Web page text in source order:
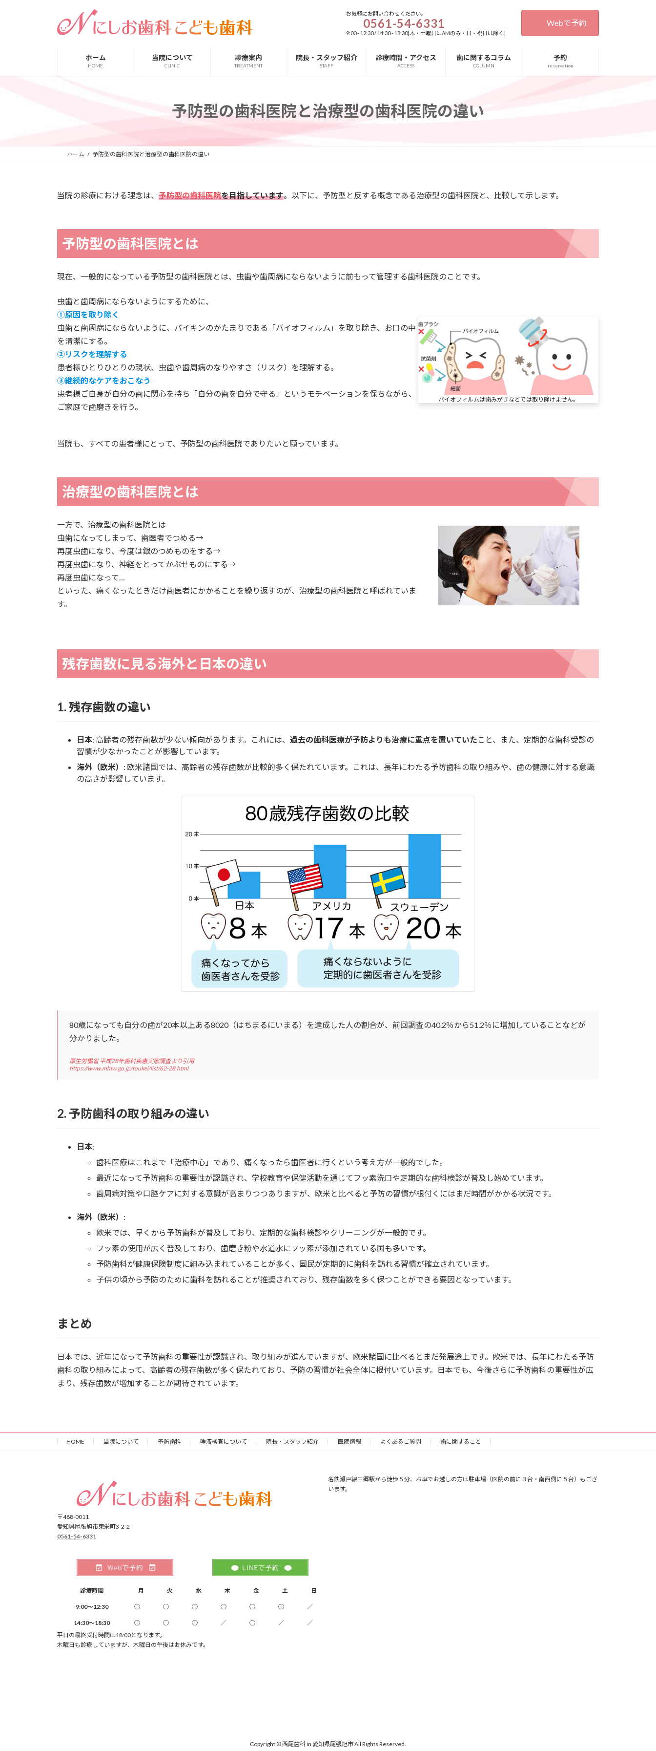
お気軽にお問い合わせください。
0561-54-6331
9:00 - 12:30 / 14:30 - 18:30[木・土曜日はAMのみ・日・祝日は除く]
Webで予約
ホーム
HOME
当院について
CLINIC
診療案内
TREATMENT
院長・スタッフ紹介
STAFF
診療時間・アクセス
ACCESS
歯に関するコラム
COLUMN
予約
reservation
予防型の歯科医院と治療型の歯科医院の違い
ホーム 予防型の歯科医院と治療型の歯科医院の違い
当院の診療における理念は、 予防型の歯科医院を目指しています。以下に、予防型と反する概念である治療型の歯科医院と、比較して示します。
予防型の歯科医院とは
現在、一般的になっている予防型の歯科医院とは、虫歯や歯周病にならないように前もって管理する歯科医院のことです。
虫歯と歯周病にならないようにするために、
①原因を取り除く
虫歯と歯周病にならないように、バイキンのかたまりである「バイオフィルム」を取り除き、お口の中
を清潔にする。
②リスクを理解する
患者様ひとりひとりの現状、虫歯や歯周病のなりやすさ（リスク）を理解する。
③継続的なケアをおこなう
患者様ご自身が自分の歯に関心を持ち「自分の歯を自分で守る」というモチベーションを保ちながら、
ご家庭で歯磨きを行う。
バイオフィルムは歯みがきなどでは取り除けません。
当院も、すべての患者様にとって、予防型の歯科医院でありたいと願っています。
治療型の歯科医院とは
一方で、治療型の歯科医院とは
虫歯になってしまって、歯医者でつめる→
再度虫歯になり、今度は銀のつめものをする→
再度虫歯になり、神経をとってかぶせものにする→
再度虫歯になって…
といった、痛くなったときだけ歯医者にかかることを繰り返すのが、治療型の歯科医院と呼ばれていま
す。
残存歯数に見る海外と日本の違い
1. 残存歯数の違い
日本: 高齢者の残存歯数が少ない傾向があります。これには、 過去の歯科医療が予防よりも治療に重点を置いていた こと、また、定期的な歯科受診の
習慣が少なかったことが影響しています。
海外（欧米） : 欧米諸国では、高齢者の残存歯数が比較的多く保たれています。これは、長年にわたる予防歯科の取り組みや、歯の健康に対する意識
の高さが影響しています。
80歳になっても自分の歯が20本以上ある8020（はちまるにいまる）を達成した人の割合が、前回調査の40.2％から51.2％に増加していることなどが
分かりました。
厚生労働省 平成28年歯科疾患実態調査より引用
https://www.mhlw.go.jp/toukei/list/62-28.html
2. 予防歯科の取り組みの違い
日本:
歯科医療はこれまで「治療中心」であり、痛くなったら歯医者に行くという考え方が一般的でした。
最近になって予防歯科の重要性が認識され、学校教育や保健活動を通じてフッ素洗口や定期的な歯科検診が普及し始めています。
歯周病対策や口腔ケアに対する意識が高まりつつありますが、欧米と比べると予防の習慣が根付くにはまだ時間がかかる状況です。
海外（欧米） :
欧米では、早くから予防歯科が普及しており、定期的な歯科検診やクリーニングが一般的です。
フッ素の使用が広く普及しており、歯磨き粉や水道水にフッ素が添加されている国も多いです。
予防歯科が健康保険制度に組み込まれていることが多く、国民が定期的に歯科を訪れる習慣が確立されています。
子供の頃から予防のために歯科を訪れることが推奨されており、残存歯数を多く保つことができる要因となっています。
まとめ
日本では、近年になって予防歯科の重要性が認識され、取り組みが進んでいますが、欧米諸国に比べるとまだ発展途上です。欧米では、長年にわたる予防
歯科の取り組みによって、高齢者の残存歯数が多く保たれており、予防の習慣が社会全体に根付いています。日本でも、今後さらに予防歯科の重要性が広
まり、残存歯数が増加することが期待されています。
HOME 当院について 予防歯科 唾液検査について 院長・スタッフ紹介 医院情報 よくあるご質問 歯に関すること
〒488-0011
愛知県尾張旭市東栄町3-2-2
0561-54-6331
診療時間 月 火 水 木 金 土 日
9:00～12:30 ○ ○ ○ ○ ○ ○ ／
14:30～18:30 ○ ○ ○ ／ ○ ／
／
平日の最終受付時間は18:00となります。
木曜日も診療していますが、木曜日の午後はお休みです。
名鉄瀬戸線三郷駅から徒歩５分、お車でお越しの方は駐車場（医院の前に３台・南西側に５台）もござ
います。
Copyright © 西尾歯科 in 愛知県尾張旭市 All Rights Reserved.